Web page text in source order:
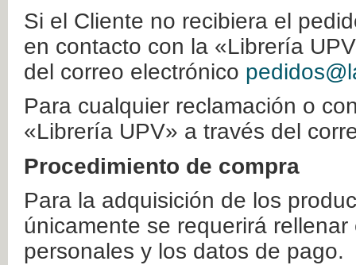
Si el Cliente no recibiera el
en contacto con la «Librería
del correo electrónico
Para cualquier reclamación o
«Librería UPV» a través del
Procedimiento de compra
Para la adquisición de los
únicamente se requerirá
personales y los datos de pago.